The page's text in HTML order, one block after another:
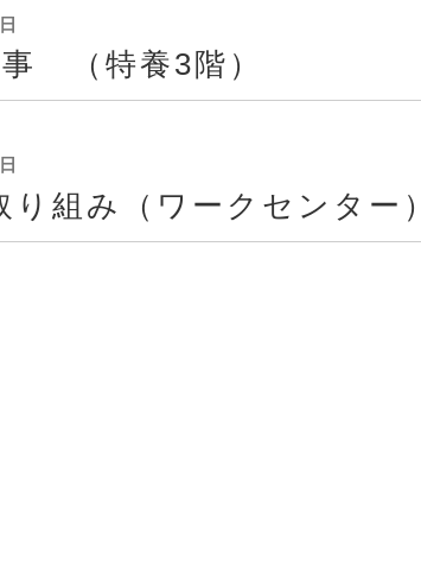
（特養3階）
り組み（ワークセンター）